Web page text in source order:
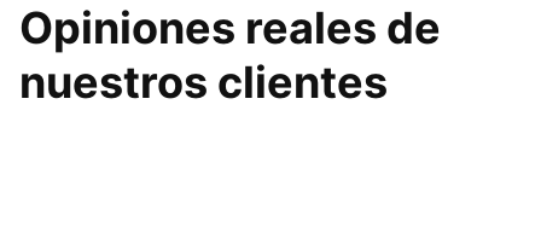
Opiniones reales de
nuestros clientes